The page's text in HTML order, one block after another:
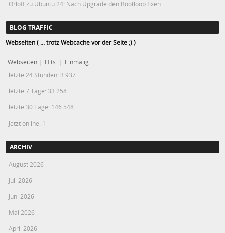
Orloffzu Ubuntu 24: Nach Upgrade den Bootloop fixen
BLOG TRAFFIC
Webseiten ( ... trotz Webcache vor der Seite ;) )
Webseiten | Hits | Einmalig
letzte 24 Stunden: 3.937
letzte 7 Tage: 33.258
letzte 30 Tage: 146.548
Jetzt online: 1
ARCHIV
August 2026
Juli 2026
Juni 2026
Mai 2026
April 2026